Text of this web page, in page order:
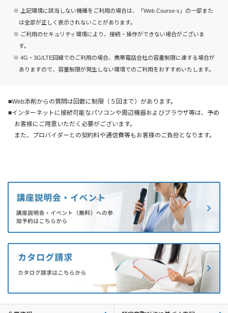
※ 上記環境に該当しない機種をご利用の場合は、「Web Course-s」の一部また
は全部が正しく表示されないことがあります。
※ ご利用のセキュリティ環境により、接続・操作ができない場合がございま
す。
※ 4G・3G/LTE回線でのご利用の場合、携帯電話会社の容量制限に達する場合が
ありますので、容量制限が発生しない環境でのご利用をおすすめいたします。
■Web添削からの質問は回数に制限（５回まで）があります。
■インターネットに接続可能なパソコンや周辺機器およびブラウザ等は、予め
お客様にご用意いただく必要がございます。
また、プロバイダーとの契約料や通信費等もお客様のご負担となります。